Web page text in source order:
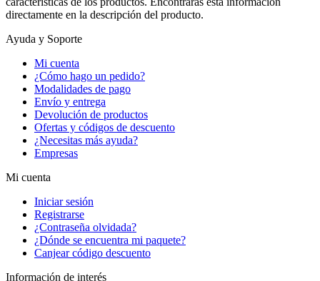
directamente en la descripción del producto.
Ayuda y Soporte
Mi cuenta
¿Cómo hago un pedido?
Modalidades de pago
Envío y entrega
Devolución de productos
Ofertas y códigos de descuento
¿Necesitas más ayuda?
Empresas
Mi cuenta
Iniciar sesión
Registrarse
¿Contraseña olvidada?
¿Dónde se encuentra mi paquete?
Canjear código descuento
Información de interés